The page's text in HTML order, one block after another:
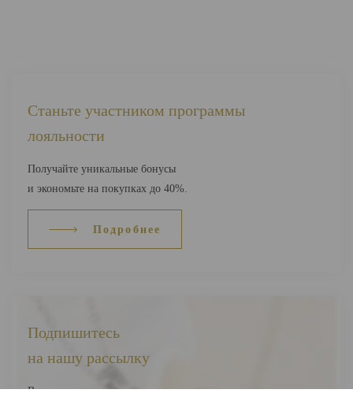
Станьте участником программы
лояльности
Получайте уникальные бонусы
и экономьте на покупках до 40%.
Подробнее
Подпишитесь
на нашу рассылку
Вы первыми узнаете о наших новинках, скидках и акциях